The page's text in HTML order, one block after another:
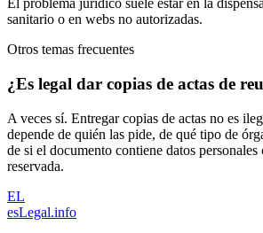
El problema jurídico suele estar en la
sanitario o en webs no autorizadas.
Otros temas frecuentes
¿Es legal dar copias de actas de
A veces sí. Entregar copias de actas no es
depende de quién las pide, de qué tipo de
de si el documento contiene datos
reservada.
EL
esLegal.info